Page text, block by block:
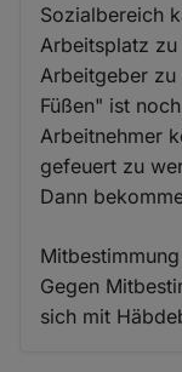
Sozialbereich
Arbeitsplatz
Arbeitgeber
Füßen" ist
Arbeitnehmer
gefeuert zu
Dann
Gegen
sich mit